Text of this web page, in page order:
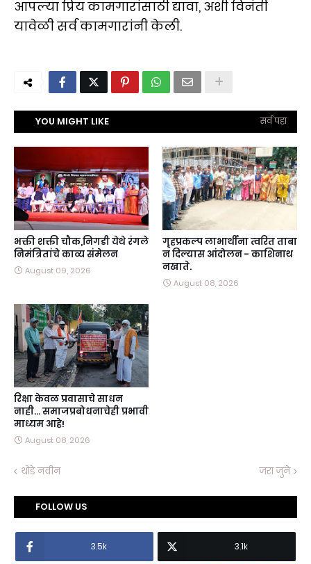
आपल्या प्रिय कामगारांसाठी द्यावा, अशी विनंती
यावेळी सर्व कामगारांनी केली.
YOU MIGHT LIKE सर्व पहा
भक्ती शक्ती चौक,निगडी येथे रंगले
निमंत्रितांचे काव्य संमेलन
August 09, 2026
गृहप्रकल्प लाभार्थींना त्वरित ताबा
न दिल्यास आंदोलन - काशिनाथ
नखाते.
August 08, 2026
रिक्षा केवळ प्रवासाचे साधन
नाही… समाजप्रबोधनाचेही प्रभावी
माध्यम आहे!
August 08, 2026
थोडे नवीन जरा जुने
FOLLOW US
3.5k 3.1k